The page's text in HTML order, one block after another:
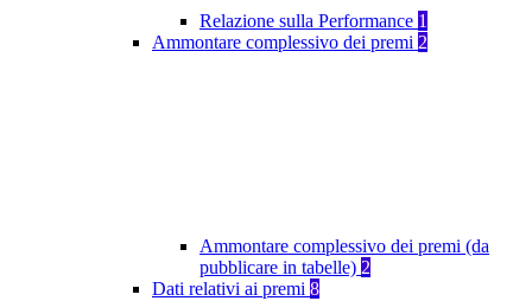
Relazione sulla Performance 1
Ammontare complessivo dei premi 2
Ammontare complessivo dei premi (da
pubblicare in tabelle) 2
Dati relativi ai premi 8